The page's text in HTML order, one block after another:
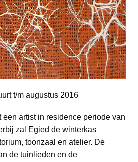
t/m augustus 2016
een artist in residence periode van
zal Egied de winterkas
toonzaal en atelier. De
de tuinlieden en de